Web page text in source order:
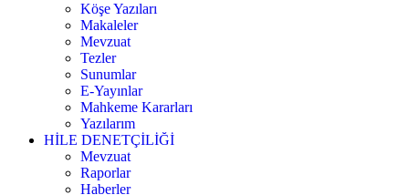
Köşe Yazıları
Makaleler
Mevzuat
Tezler
Sunumlar
E-Yayınlar
Mahkeme Kararları
Yazılarım
HİLE DENETÇİLİĞİ
Mevzuat
Raporlar
Haberler